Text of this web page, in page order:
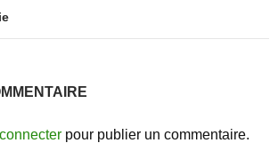
pour publier un commentaire.